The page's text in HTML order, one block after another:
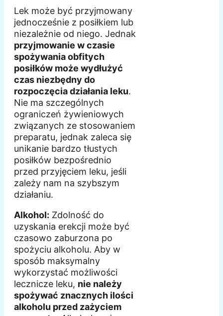
Lek może być przyjmowany
jednocześnie z posiłkiem lub
niezależnie od niego. Jednak
przyjmowanie w czasie
spożywania obfitych
posiłków może wydłużyć
czas niezbędny do
rozpoczęcia działania leku.
Nie ma szczególnych
ograniczeń żywieniowych
związanych ze stosowaniem
preparatu, jednak zaleca się
unikanie bardzo tłustych
posiłków bezpośrednio
przed przyjęciem leku, jeśli
zależy nam na szybszym
działaniu.
Alkohol: Zdolność do
uzyskania erekcji może być
czasowo zaburzona po
spożyciu alkoholu. Aby w
sposób maksymalny
wykorzystać możliwości
lecznicze leku, nie należy
spożywać znacznych ilości
alkoholu przed zażyciem